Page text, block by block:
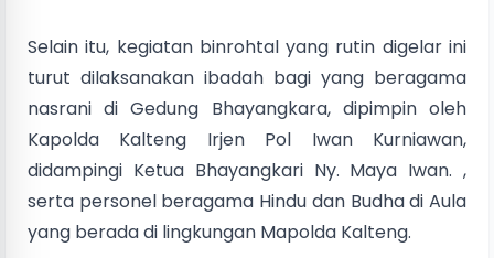
Selain itu, kegiatan binrohtal yang rutin digelar ini
turut dilaksanakan ibadah bagi yang beragama
nasrani di Gedung Bhayangkara, dipimpin oleh
Kapolda Kalteng Irjen Pol Iwan Kurniawan,
didampingi Ketua Bhayangkari Ny. Maya Iwan. ,
serta personel beragama Hindu dan Budha di Aula
yang berada di lingkungan Mapolda Kalteng.